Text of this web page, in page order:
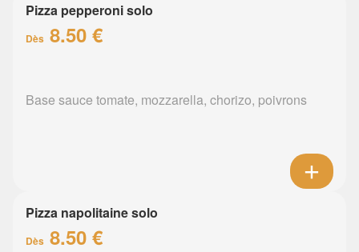
Pizza pepperoni solo
Dès 8.50 €
Base sauce tomate, mozzarella, chorizo, poivrons
Pizza napolitaine solo
Dès 8.50 €